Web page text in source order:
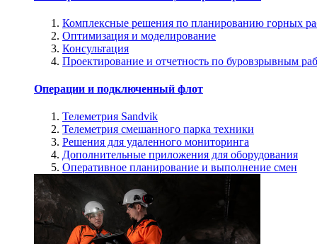
Комплексные решения по планированию горных
Оптимизация и моделирование
Консультация
Проектирование и отчетность по буровзрывным
Операции и подключенный флот
Телеметрия Sandvik
Телеметрия смешанного парка техники
Решения для удаленного мониторинга
Дополнительные приложения для оборудования
Оперативное планирование и выполнение смен